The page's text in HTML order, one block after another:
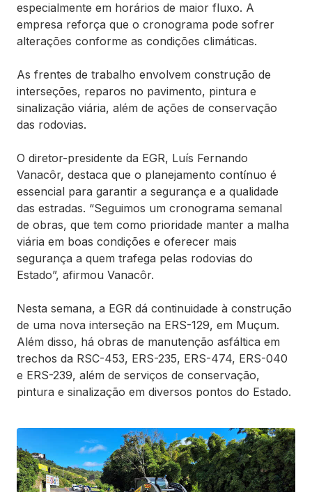
especialmente em horários de maior fluxo. A
empresa reforça que o cronograma pode sofrer
alterações conforme as condições climáticas.
As frentes de trabalho envolvem construção de
interseções, reparos no pavimento, pintura e
sinalização viária, além de ações de conservação
das rodovias.
O diretor-presidente da EGR, Luís Fernando
Vanacôr, destaca que o planejamento contínuo é
essencial para garantir a segurança e a qualidade
das estradas. “Seguimos um cronograma semanal
de obras, que tem como prioridade manter a malha
viária em boas condições e oferecer mais
segurança a quem trafega pelas rodovias do
Estado”, afirmou Vanacôr.
Nesta semana, a EGR dá continuidade à construção
de uma nova interseção na ERS-129, em Muçum.
Além disso, há obras de manutenção asfáltica em
trechos da RSC-453, ERS-235, ERS-474, ERS-040
e ERS-239, além de serviços de conservação,
pintura e sinalização em diversos pontos do Estado.